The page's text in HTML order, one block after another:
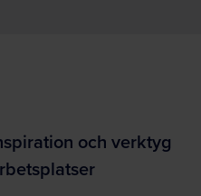
och verktyg